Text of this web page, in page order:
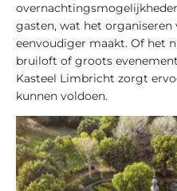
gasten, wat het
eenvoudiger maakt. Of het
bruiloft of groots
Kasteel Limbricht zorgt
kunnen voldoen.